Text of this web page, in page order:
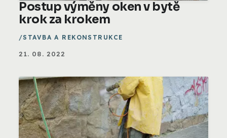
Postup výměny oken v bytě
krok za krokem
STAVBA A REKONSTRUKCE
21. 08. 2022